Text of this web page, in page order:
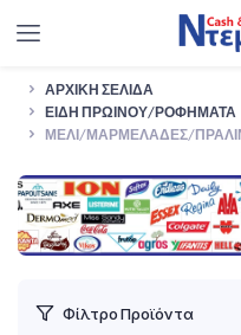
ΑΡΧΙΚΉ ΣΕΛΊΔΑ
ΕΊΔΗ ΠΡΩΙΝΟΎ/ΡΟΦΉΜΑΤΑ
ΜΈΛΙ/ΜΑΡΜΕΛΆΔΕΣ/
Φίλτρο Προϊόντα